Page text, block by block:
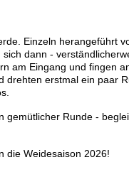
Einzeln herangeführt
dann -
am Eingang und fingen
erstmal ein paar
Runde -
die Weidesaison 2026!